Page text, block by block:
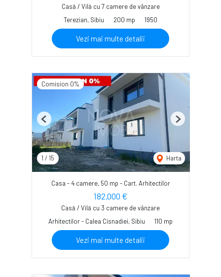
Casă / Vilă cu 7 camere de vânzare
Terezian, Sibiu
200 mp 1950
Vezi mai multe detalii
Comision 0%
1 / 15 Harta
Previous Next
Casa - 4 camere, 50 mp - Cart. Arhitectilor
182,000 €
Casă / Vilă cu 3 camere de vânzare
Arhitectilor - Calea Cisnadiei, Sibiu
110 mp
Vezi mai multe detalii